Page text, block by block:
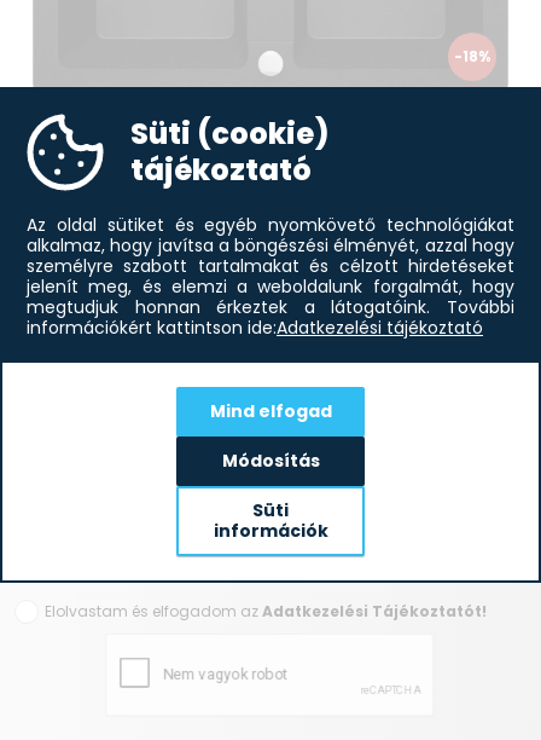
-18%
Deante ZQZ_G203 Mosogató tálca
98 845
80 816
Iratkozz fel hírlevelünkre!
Értesülj elsőként aktuális akcióinkról!
Elolvastam és elfogadom azAdatkezelési Tájékoztatót!
Süti (cookie)
tájékoztató
Az oldal sütiket és egyéb nyomkövető technológiákat
alkalmaz, hogy javítsa a böngészési élményét, azzal hogy
személyre szabott tartalmakat és célzott hirdetéseket
jelenít meg, és elemzi a weboldalunk forgalmát, hogy
megtudjuk honnan érkeztek a látogatóink.
További
információkért kattintson ide:Adatkezelési tájékoztató
Mind elfogad
Módosítás
Süti
információk